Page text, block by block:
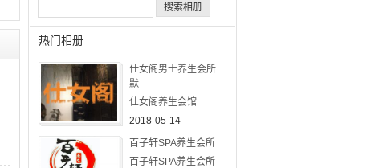
搜索相册
热门相册
仕女阁男士养生会所
默
仕女阁养生会馆
2018-05-14
百子轩SPA养生会所
百子轩SPA养生会所